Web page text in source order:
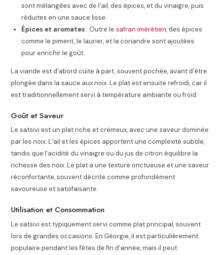
sont mélangées avec de l’ail, des épices, et du vinaigre, puis
réduites en une sauce lisse.
Épices et aromates : Outre lesafran imérétien, des épices
comme le piment, le laurier, et la coriandre sont ajoutées
pour enrichir le goût.
La viande est d’abord cuite à part, souvent pochée, avant d’être
plongée dans la sauce aux noix. Le plat est ensuite refroidi, car il
est traditionnellement servi à température ambiante ou froid.
Goût et Saveur
Le satsivi est un plat riche et crémeux, avec une saveur dominée
par les noix. L’ail et les épices apportent une complexité subtile,
tandis que l’acidité du vinaigre ou du jus de citron équilibre la
richesse des noix. Le plat a une texture onctueuse et une saveur
réconfortante, souvent décrite comme profondément
savoureuse et satisfaisante.
Utilisation et Consommation
Le satsivi est typiquement servi comme plat principal, souvent
lors de grandes occasions. En Géorgie, il est particulièrement
populaire pendant les fêtes de fin d’année, mais il peut